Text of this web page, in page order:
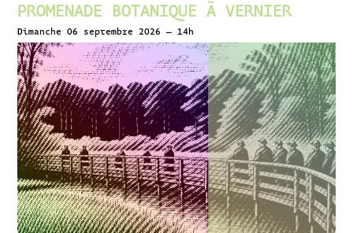
PROMENADE BOTANIQUE À VERNIER
Dimanche 06 septembre 2026 – 14h